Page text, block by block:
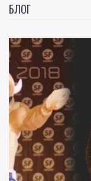
БЛОГ